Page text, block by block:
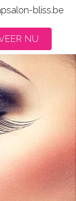
bliss.be
NU